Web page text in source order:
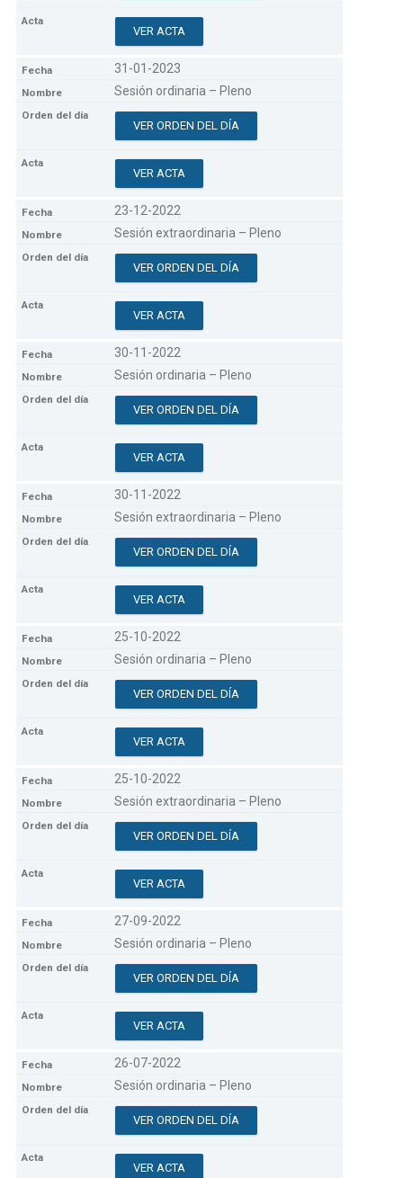
VER ACTA
31-01-2023
Sesión ordinaria – Pleno
VER ORDEN DEL DÍA
VER ACTA
23-12-2022
Sesión extraordinaria – Pleno
VER ORDEN DEL DÍA
VER ACTA
30-11-2022
Sesión ordinaria – Pleno
VER ORDEN DEL DÍA
VER ACTA
30-11-2022
Sesión extraordinaria – Pleno
VER ORDEN DEL DÍA
VER ACTA
25-10-2022
Sesión ordinaria – Pleno
VER ORDEN DEL DÍA
VER ACTA
25-10-2022
Sesión extraordinaria – Pleno
VER ORDEN DEL DÍA
VER ACTA
27-09-2022
Sesión ordinaria – Pleno
VER ORDEN DEL DÍA
VER ACTA
26-07-2022
Sesión ordinaria – Pleno
VER ORDEN DEL DÍA
VER ACTA